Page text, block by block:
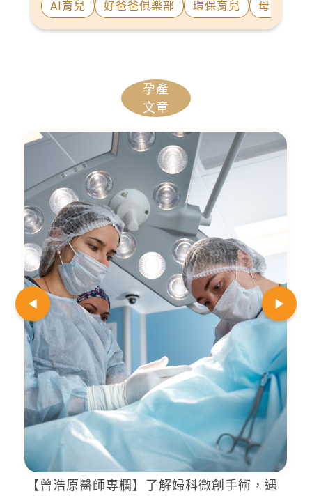
AI育兒 好爸爸俱樂部 環保育兒 母親群像
孕產
文章
【曾浩原醫師專欄】了解婦科微創手術，遇